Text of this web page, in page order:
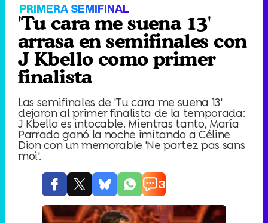
PRIMERA SEMIFINAL
'Tu cara me suena 13'
arrasa en semifinales con
J Kbello como primer
finalista
Las semifinales de 'Tu cara me suena 13'
dejaron al primer finalista de la temporada:
J Kbello es intocable. Mientras tanto, María
Parrado ganó la noche imitando a Céline
Dion con un memorable 'Ne partez pas sans
moi'.
3